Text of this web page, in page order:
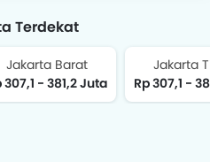
Terdekat
Jakarta Barat
307,1 - 381,2 Juta
Jakarta
Rp 307,1 -